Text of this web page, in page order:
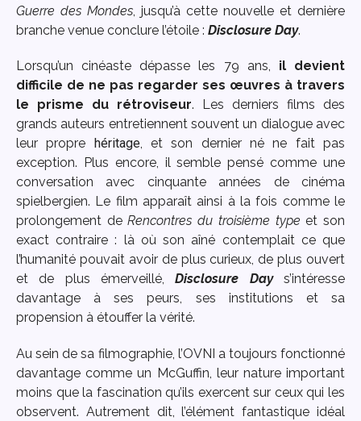
Guerre des Mondes , jusqu’à cette nouvelle et dernière
branche venue conclure l’étoile : Disclosure Day.
Lorsqu’un cinéaste dépasse les 79 ans, il devient
difficile de ne pas regarder ses œuvres à travers
le prisme du rétroviseur. Les derniers films des
grands auteurs entretiennent souvent un dialogue avec
leur propre
héritage, et son dernier né ne fait pas
exception. Plus encore, il semble pensé comme une
conversation avec cinquante années de cinéma
spielbergien. Le film apparaît ainsi à la fois comme le
prolongement deRencontres du troisième type et son
exact contraire : là où son aîné contemplait ce que
l’humanité pouvait avoir de plus curieux, de plus ouvert
et de plus émerveillé,Disclosure Days’intéresse
davantage à ses peurs, ses institutions et sa
propension à étouffer la vérité.
Au sein de sa filmographie, l’OVNI a toujours fonctionné
davantage comme un McGuffin, leur nature important
moins que la fascination qu’ils exercent sur ceux qui les
observent. Autrement dit, l’élément fantastique idéal